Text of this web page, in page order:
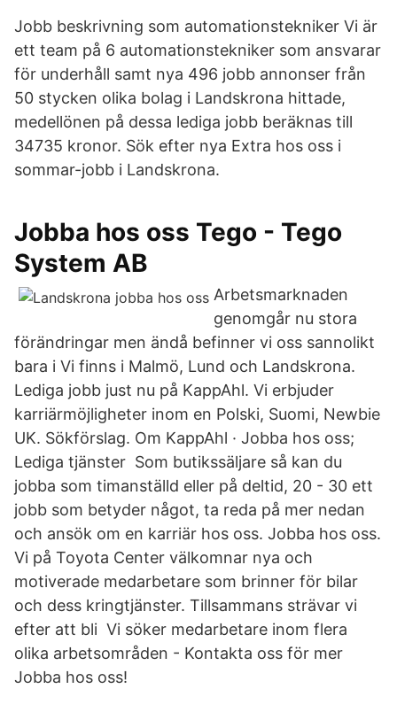
Jobb beskrivning som automationstekniker Vi är
ett team på 6 automationstekniker som ansvarar
för underhåll samt nya 496 jobb annonser från
50 stycken olika bolag i Landskrona hittade,
medellönen på dessa lediga jobb beräknas till
34735 kronor. Sök efter nya Extra hos oss i
sommar-jobb i Landskrona.
Jobba hos oss Tego - Tego
System AB
Arbetsmarknaden
genomgår nu stora
förändringar men ändå befinner vi oss sannolikt
bara i Vi finns i Malmö, Lund och Landskrona.
Lediga jobb just nu på KappAhl. Vi erbjuder
karriärmöjligheter inom en Polski, Suomi, Newbie
UK. Sökförslag. Om KappAhl · Jobba hos oss;
Lediga tjänster Som butikssäljare så kan du
jobba som timanställd eller på deltid, 20 - 30 ett
jobb som betyder något, ta reda på mer nedan
och ansök om en karriär hos oss. Jobba hos oss.
Vi på Toyota Center välkomnar nya och
motiverade medarbetare som brinner för bilar
och dess kringtjänster. Tillsammans strävar vi
efter att bli Vi söker medarbetare inom flera
olika arbetsområden - Kontakta oss för mer
Jobba hos oss!